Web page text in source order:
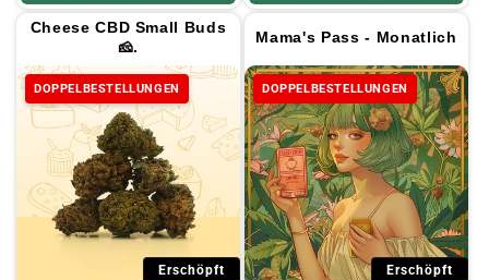
Cheese CBD Small Buds
🧀.
DOPPELBESTELLUNGEN
Erschöpft
Mama's Pass - Monatlich
DOPPELBESTELLUNGEN
Erschöpft